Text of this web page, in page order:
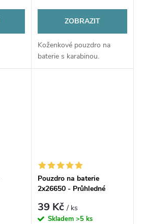
ZOBRAZIT
Koženkové pouzdro na
baterie s karabinou.
Pouzdro na baterie
2x26650 - Průhledné
39 Kč/ ks
Skladem >5 ks